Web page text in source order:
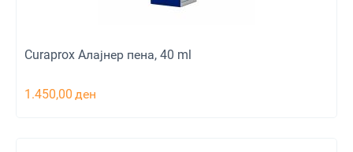
Curaprox Aлајнер пена, 40 ml
1.450,00 ден